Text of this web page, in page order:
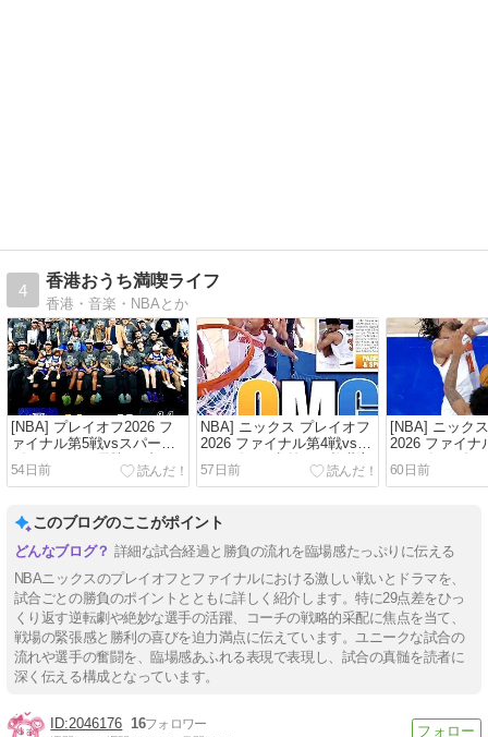
4
香港おうち満喫ライフ
香港・音楽・NBAとか
[NBA] プレイオフ2026 フ
ァイナル第5戦vsスパー
ズ〜ニックス優勝♡ブラン
ソン圧倒的！45得点でMVP
54日前
NBA] ニックス プレイオフ
2026 ファイナル第4戦vsス
パーズ〜29点差から救世主
OGが降りてきた！ファイ
57日前
[NBA] ニック
2026 ファイナ
パーズ〜27年
46日ぶりに負
60日前
このブログのここがポイント
詳細な試合経過と勝負の流れを臨場感たっぷりに伝える
NBAニックスのプレイオフとファイナルにおける激しい戦いとドラマを、
試合ごとの勝負のポイントとともに詳しく紹介します。特に29点差をひっ
くり返す逆転劇や絶妙な選手の活躍、コーチの戦略的采配に焦点を当て、
戦場の緊張感と勝利の喜びを迫力満点に伝えています。ユニークな試合の
流れや選手の奮闘を、臨場感あふれる表現で表現し、試合の真髄を読者に
深く伝える構成となっています。
2046176 16